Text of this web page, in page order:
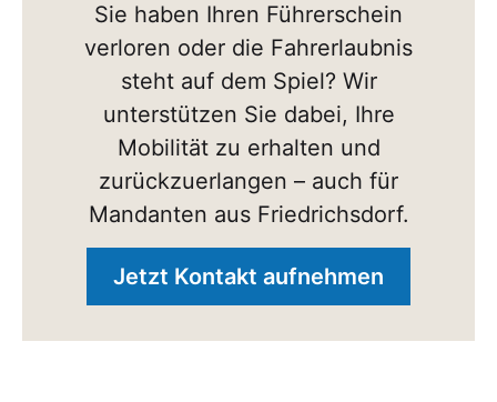
Sie haben Ihren Führerschein
verloren oder die Fahrerlaubnis
steht auf dem Spiel? Wir
unterstützen Sie dabei, Ihre
Mobilität zu erhalten und
zurückzuerlangen – auch für
Mandanten aus Friedrichsdorf.
Jetzt Kontakt aufnehmen